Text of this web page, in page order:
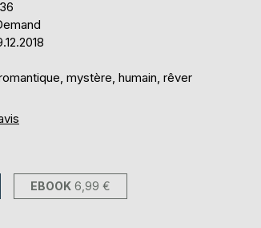
mystère, humain, rêver
EBOOK 6,99 €